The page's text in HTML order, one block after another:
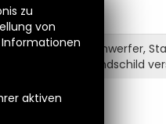
LED-Scheinwerfer,
Steckdose, Windschild
zu
von
aktiven